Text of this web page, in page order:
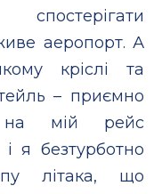
аеропорт. А
кріслі та
– приємно
на мій рейс
я безтурботно
літака, що